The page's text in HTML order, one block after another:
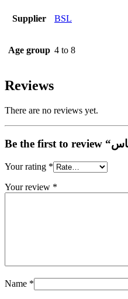
Supplier BSL
Age group 4 to 8
Reviews
There are no reviews yet.
Your rating *
Your review *
Name *